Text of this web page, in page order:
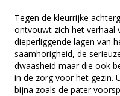
Tegen de kleurrijke
ontvouwt zich het verhaal
dieperliggende lagen van
saamhorigheid, de
dwaasheid maar die ook
in de zorg voor het gezin.
bijna zoals de pater